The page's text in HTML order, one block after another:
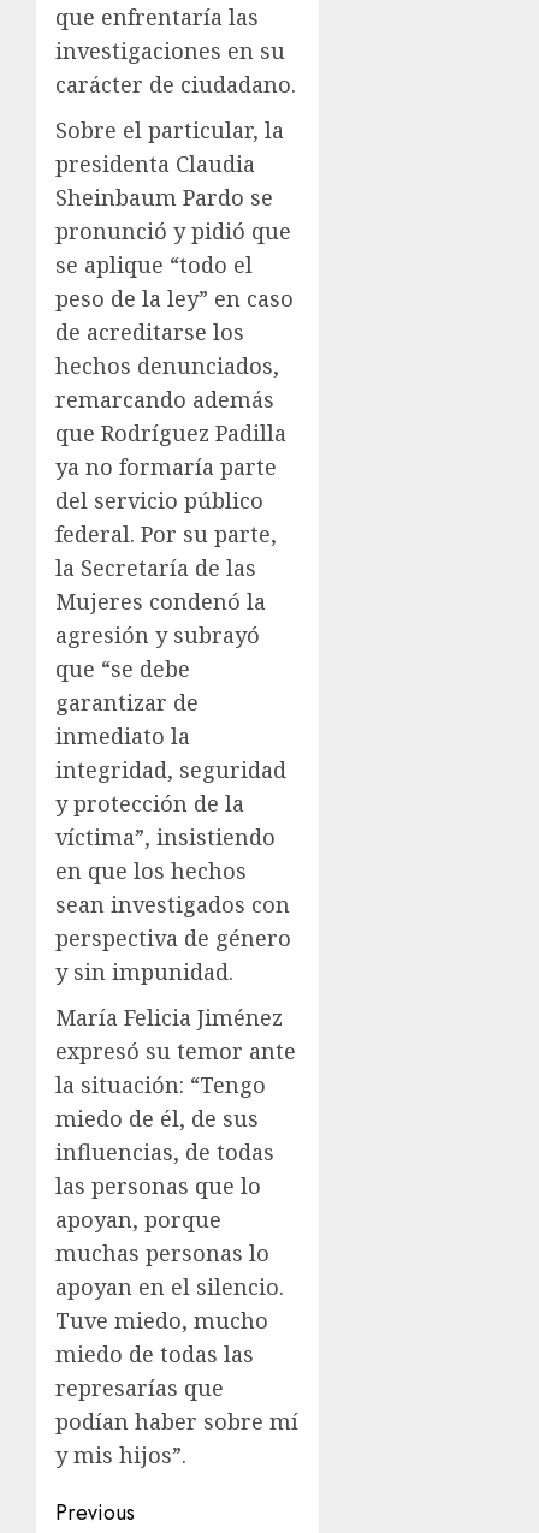
que enfrentaría las
investigaciones en su
carácter de ciudadano.
Sobre el particular, la
presidenta Claudia
Sheinbaum Pardo se
pronunció y pidió que
se aplique “todo el
peso de la ley” en caso
de acreditarse los
hechos denunciados,
remarcando además
que Rodríguez Padilla
ya no formaría parte
del servicio público
federal. Por su parte,
la Secretaría de las
Mujeres condenó la
agresión y subrayó
que “se debe
garantizar de
inmediato la
integridad, seguridad
y protección de la
víctima”, insistiendo
en que los hechos
sean investigados con
perspectiva de género
y sin impunidad.
María Felicia Jiménez
expresó su temor ante
la situación: “Tengo
miedo de él, de sus
influencias, de todas
las personas que lo
apoyan, porque
muchas personas lo
apoyan en el silencio.
Tuve miedo, mucho
miedo de todas las
represarías que
podían haber sobre mí
y mis hijos”.
Previous